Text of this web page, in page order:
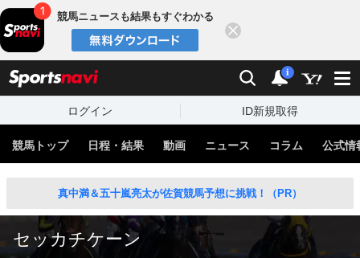
競馬ニュースも結果もすぐわかる
検索 通知
i
ログイン ID新規取得
競馬トップ 日程・結果 動画 ニュース コラム 公式情
真中満＆五十嵐亮太が佐賀競馬予想に挑戦！（PR）
セッカチケーン